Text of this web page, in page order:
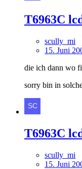
T6963C
scully_mi
15. Juni
die ich dann wo
sorry bin in
T6963C
scully_mi
15. Juni